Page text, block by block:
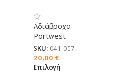
Αδιάβροχα
Portwest
SKU: 041-057
20,00 €
Επιλογή